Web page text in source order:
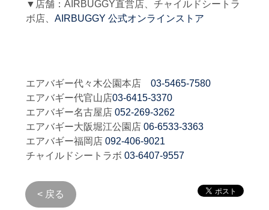
▼店舗：AIRBUGGY直営店、チャイルドシートラ
ボ店、 AIRBUGGY 公式オンラインストア
エアバギー代々木公園本店 03-5465-7580
エアバギー代官山店03-6415-3370
エアバギー名古屋店 052-269-3262
エアバギー大阪堀江公園店 06-6533-3363
エアバギー福岡店 092-406-9021
チャイルドシートラボ 03-6407-9557
< 戻る